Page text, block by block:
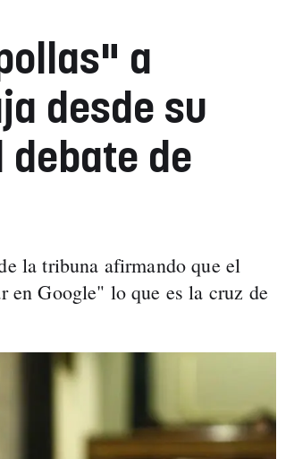
a
desde su
debate de
la tribuna afirmando que el
en Google" lo que es la cruz de